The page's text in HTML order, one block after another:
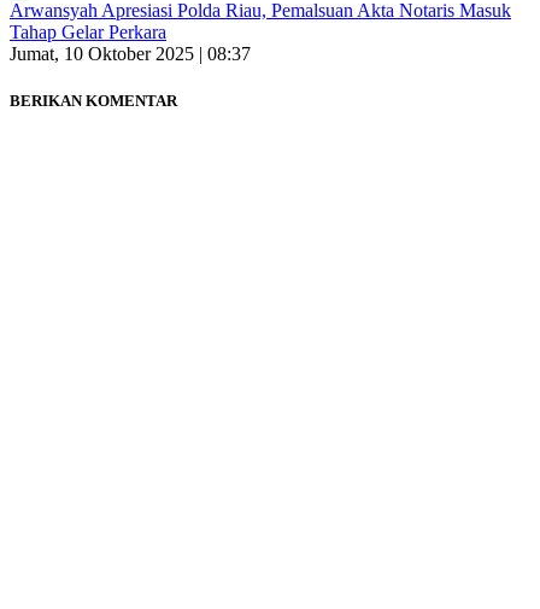
Arwansyah Apresiasi Polda Riau, Pemalsuan Akta Notaris Masuk
Tahap Gelar Perkara
Jumat, 10 Oktober 2025 | 08:37
BERIKAN KOMENTAR